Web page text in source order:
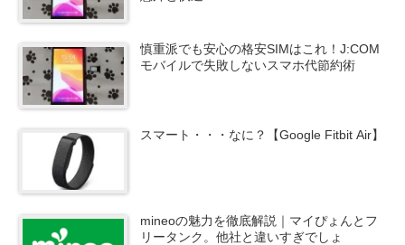
慎重派でも安心の格安SIMはこれ！J:COM
モバイルで失敗しないスマホ代節約術
スマート・・・なに？【Google Fitbit Air】
mineoの魅力を徹底解説｜マイぴょんとフ
リータンク。他社と違いすぎでしょ